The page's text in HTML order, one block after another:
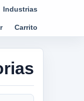
Industrias
Carrito